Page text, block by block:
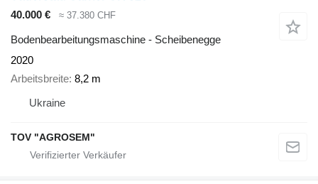
40.000 €
≈ 37.380 CHF
Bodenbearbeitungsmaschine - Scheibenegge
2020
Arbeitsbreite 8,2 m
Ukraine
TOV "AGROSEM"